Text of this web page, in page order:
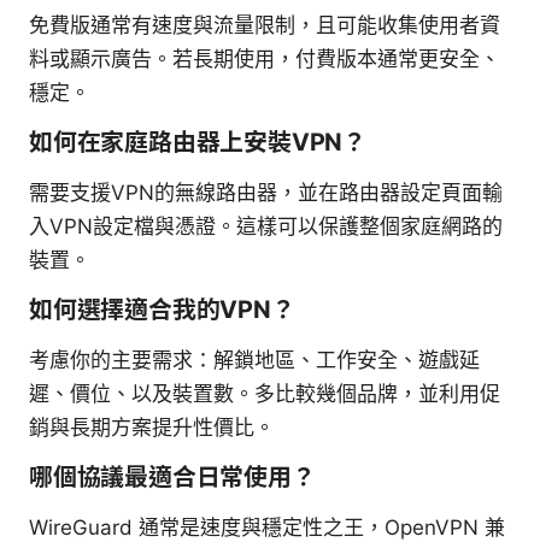
免費版通常有速度與流量限制，且可能收集使用者資
料或顯示廣告。若長期使用，付費版本通常更安全、
穩定。
如何在家庭路由器上安裝VPN？
需要支援VPN的無線路由器，並在路由器設定頁面輸
入VPN設定檔與憑證。這樣可以保護整個家庭網路的
裝置。
如何選擇適合我的VPN？
考慮你的主要需求：解鎖地區、工作安全、遊戲延
遲、價位、以及裝置數。多比較幾個品牌，並利用促
銷與長期方案提升性價比。
哪個協議最適合日常使用？
WireGuard 通常是速度與穩定性之王，OpenVPN 兼